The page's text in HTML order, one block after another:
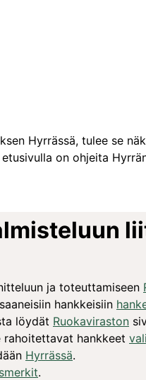
Hyrrässä, tulee se
on ohjeita
ja toteuttamiseen
hankkeisiin
löydät Ruokaviraston
hankkeet
Hyrrässä.
.